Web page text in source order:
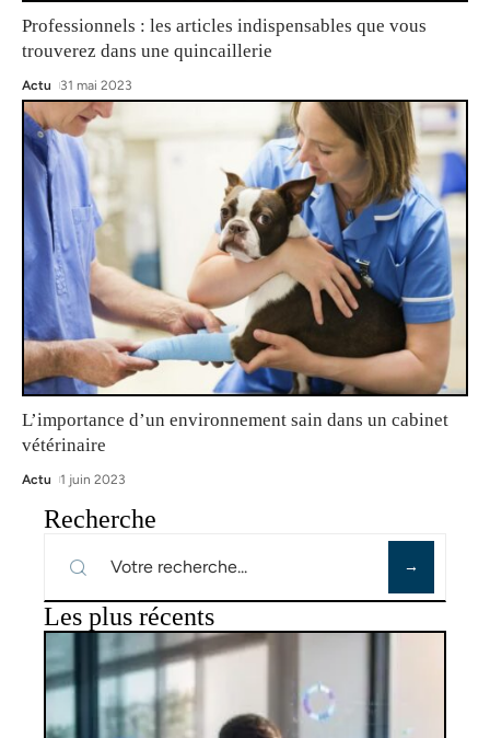
Professionnels : les articles indispensables que vous
trouverez dans une quincaillerie
Actu 31 mai 2023
L’importance d’un environnement sain dans un cabinet
vétérinaire
Actu 1 juin 2023
Recherche
Les plus récents